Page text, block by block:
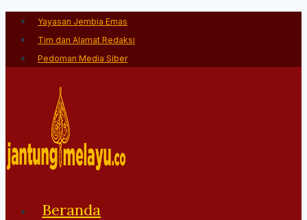
Skip
content
Yayasan Jembia Emas
Tim dan Alamat Redaksi
Pedoman Media Siber
Beranda